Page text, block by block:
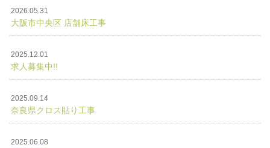
2026.05.31
大阪市中央区 店舗床工事
2025.12.01
求人募集中!!
2025.09.14
奈良県クロス貼り工事
2025.06.08